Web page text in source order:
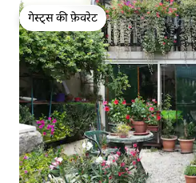
गेस्ट्स की फ़ेवरेट
गेस्ट्स की फ़ेवरेट